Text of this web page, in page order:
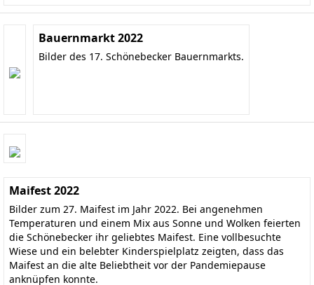
Bauernmarkt 2022
Bilder des 17. Schönebecker Bauernmarkts.
Maifest 2022
Bilder zum 27. Maifest im Jahr 2022. Bei angenehmen
Temperaturen und einem Mix aus Sonne und Wolken feierten
die Schönebecker ihr geliebtes Maifest. Eine vollbesuchte
Wiese und ein belebter Kinderspielplatz zeigten, dass das
Maifest an die alte Beliebtheit vor der Pandemiepause
anknüpfen konnte.